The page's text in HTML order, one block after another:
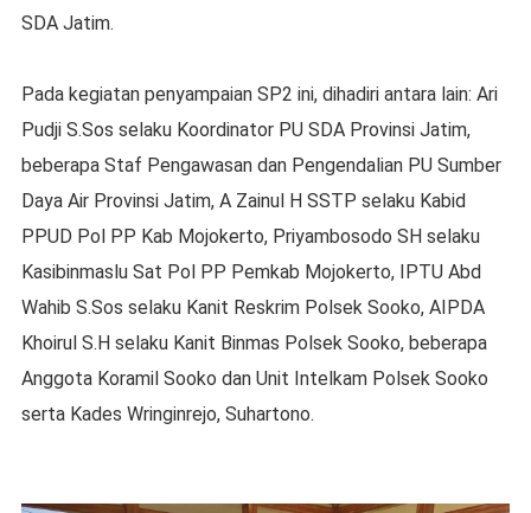
SDA Jatim.
Pada kegiatan penyampaian SP2 ini, dihadiri antara lain: Ari
Pudji S.Sos selaku Koordinator PU SDA Provinsi Jatim,
beberapa Staf Pengawasan dan Pengendalian PU Sumber
Daya Air Provinsi Jatim, A Zainul H SSTP selaku Kabid
PPUD Pol PP Kab Mojokerto, Priyambosodo SH selaku
Kasibinmaslu Sat Pol PP Pemkab Mojokerto, IPTU Abd
Wahib S.Sos selaku Kanit Reskrim Polsek Sooko, AIPDA
Khoirul S.H selaku Kanit Binmas Polsek Sooko, beberapa
Anggota Koramil Sooko dan Unit Intelkam Polsek Sooko
serta Kades Wringinrejo, Suhartono.